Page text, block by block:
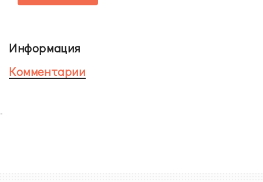
Информация
Комментарии
-